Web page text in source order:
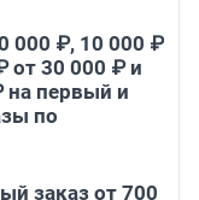
000 ₽, 10 000 ₽
от 30 000 ₽ и
на первый и
по
заказ от 700